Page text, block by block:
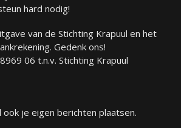
hard nodig!
van de Stichting Krapuul en het
Gedenk ons!
06 t.n.v. Stichting Krapuul
ook je eigen berichten plaatsen.